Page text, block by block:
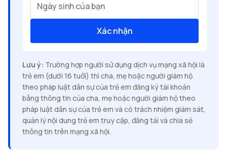
Ngày sinh của bạn
Xác nhận
Lưu ý: Trường hợp người sử dụng dịch vụ mạng xã hội là
trẻ em (dưới 16 tuổi) thì cha, mẹ hoặc người giám hộ
theo pháp luật dân sự của trẻ em đăng ký tài khoản
bằng thông tin của cha, mẹ hoặc người giám hộ theo
pháp luật dân sự của trẻ em và có trách nhiệm giám sát,
quản lý nội dung trẻ em truy cập, đăng tải và chia sẻ
thông tin trên mạng xã hội.